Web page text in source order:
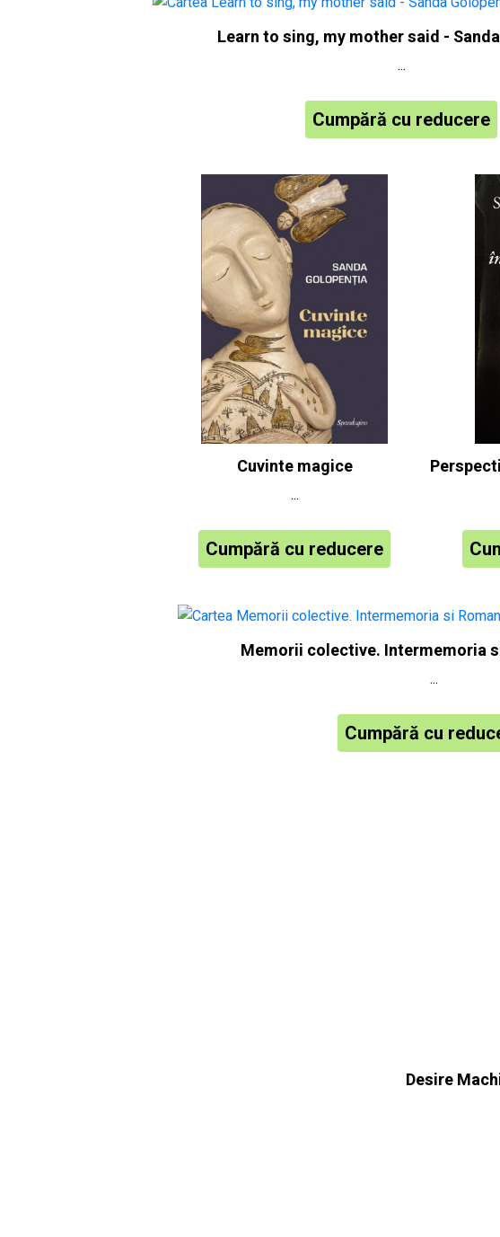
Learn to sing, my mother said -
...
Cumpără cu reducere
Cuvinte magice
...
Cumpără cu reducere
Memorii colective. Intermemoria
...
Cumpără cu
Desire